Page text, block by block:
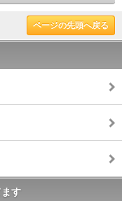
ページの先頭へ戻る
す